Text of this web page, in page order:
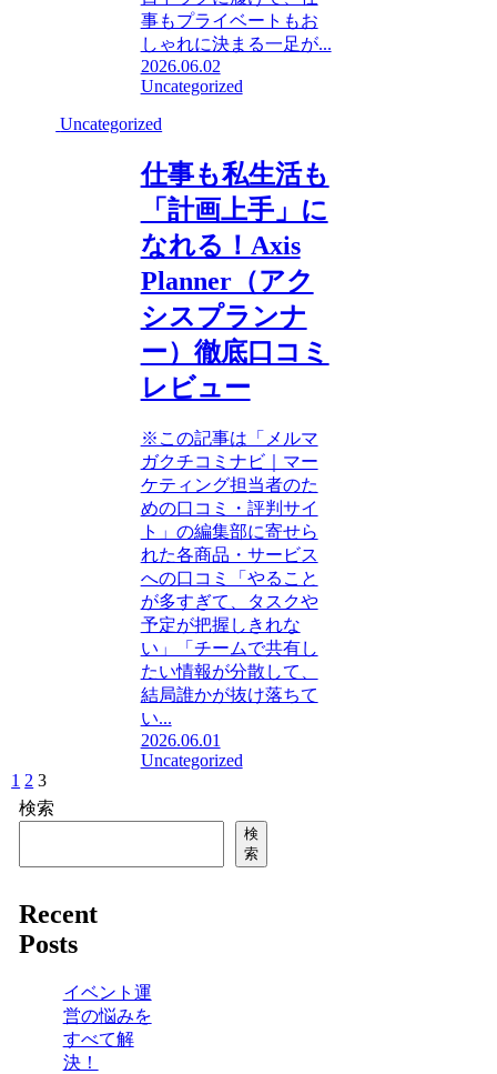
事もプライベートもお
しゃれに決まる一足が...
2026.06.02
Uncategorized
Uncategorized
仕事も私生活も
「計画上手」に
なれる！Axis
Planner（アク
シスプランナ
ー）徹底口コミ
レビュー
※この記事は「メルマ
ガクチコミナビ｜マー
ケティング担当者のた
めの口コミ・評判サイ
ト」の編集部に寄せら
れた各商品・サービス
への口コミ「やること
が多すぎて、タスクや
予定が把握しきれな
い」「チームで共有し
たい情報が分散して、
結局誰かが抜け落ちて
い...
2026.06.01
Uncategorized
前
へ
1 2 3
検索
検
索
Recent
Posts
イベント運
営の悩みを
すべて解
決！